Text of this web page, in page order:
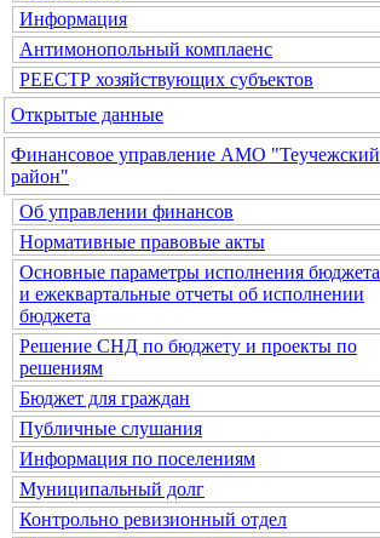
Информация
Антимонопольный комплаенс
РЕЕСТР хозяйствующих субъектов
Открытые данные
Финансовое управление АМО "Теучежский
район"
Об управлении финансов
Нормативные правовые акты
Основные параметры исполнения бюджета
и ежеквартальные отчеты об исполнении
бюджета
Решение СНД по бюджету и проекты по
решениям
Бюджет для граждан
Публичные слушания
Информация по поселениям
Муниципальный долг
Контрольно ревизионный отдел